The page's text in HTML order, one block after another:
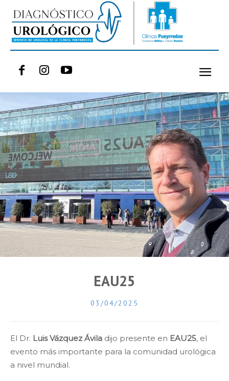
EAU25
03/04/2025
El Dr. Luis Vázquez Ávila dijo presente en EAU25, el
evento más importante para la comunidad urológica
a nivel mundial.